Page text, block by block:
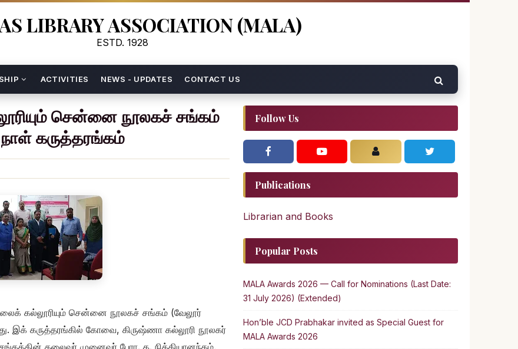
LIBRARY ASSOCIATION (MALA)
ESTD. 1928
ACTIVITIES NEWS - UPDATES CONTACT US
சென்னை நூலகச் சங்கம்
கருத்தரங்கம்
கல்லூரியும் சென்னை நூலகச் சங்கம் (வேலூர்
இக் கருத்தரங்கில் கோவை, கிருஷ்ணா கல்லூரி நூலகர்
தலைவர் முனைவர் பேரா. க. நித்தியானந்தம்,
Follow Us
Publications
Librarian and Books
Popular Posts
MALA Awards 2026 — Call for Nominations (Last Date:
31 July 2026) (Extended)
Hon’ble JCD Prabhakar invited as Special Guest for
MALA Awards 2026